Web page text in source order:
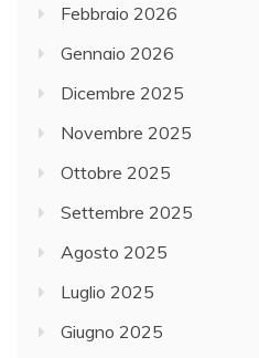
Febbraio 2026
Gennaio 2026
Dicembre 2025
Novembre 2025
Ottobre 2025
Settembre 2025
Agosto 2025
Luglio 2025
Giugno 2025